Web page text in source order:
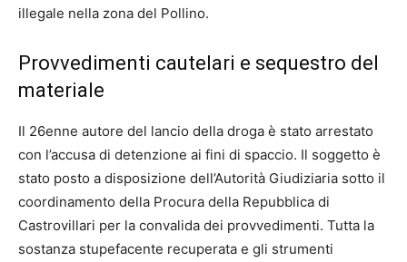
illegale nella zona del Pollino.
Provvedimenti cautelari e sequestro del
materiale
Il 26enne autore del lancio della droga è stato arrestato
con l’accusa di detenzione ai fini di spaccio. Il soggetto è
stato posto a disposizione dell’Autorità Giudiziaria sotto il
coordinamento della Procura della Repubblica di
Castrovillari per la convalida dei provvedimenti. Tutta la
sostanza stupefacente recuperata e gli strumenti